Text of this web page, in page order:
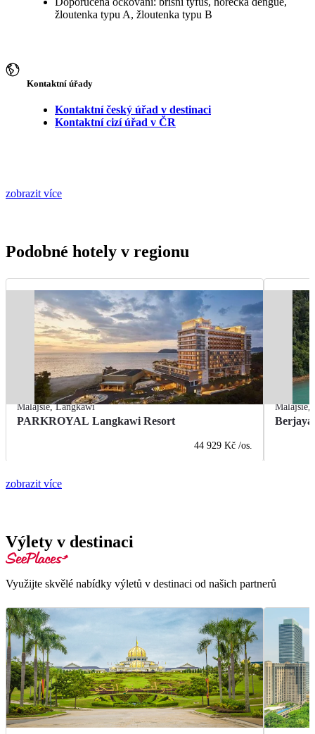
žloutenka typu A, žloutenka typu B
Kontaktní úřady
Kontaktní český úřad v destinaci
Kontaktní cizí úřad v ČR
zobrazit více
Podobné hotely v regionu
Malajsie,Langkawi
PARKROYAL Langkawi Resort
44 929 Kč /os.
Malajsie,
zobrazit více
Výlety v destinaci
Využijte skvělé nabídky výletů v destinaci od našich partnerů